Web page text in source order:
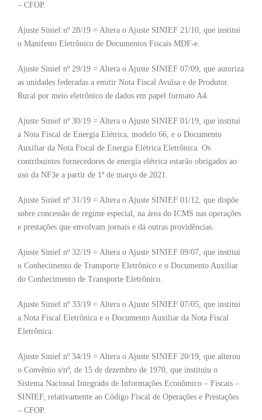
– CFOP.
Ajuste Sinief nº 28/19 = Altera o Ajuste SINIEF 21/10, que institui
o Manifesto Eletrônico de Documentos Fiscais MDF-e.
Ajuste Sinief nº 29/19 = Altera o Ajuste SINIEF 07/09, que autoriza
as unidades federadas a emitir Nota Fiscal Avulsa e de Produtor
Rural por meio eletrônico de dados em papel formato A4.
Ajuste Sinief nº 30/19 = Altera o Ajuste SINIEF 01/19, que institui
a Nota Fiscal de Energia Elétrica, modelo 66, e o Documento
Auxiliar da Nota Fiscal de Energia Elétrica Eletrônica. Os
contribuintes fornecedores de energia elétrica estarão obrigados ao
uso da NF3e a partir de 1º de março de 2021.
Ajuste Sinief nº 31/19 = Altera o Ajuste SINIEF 01/12, que dispõe
sobre concessão de regime especial, na área do ICMS nas operações
e prestações que envolvam jornais e dá outras providências.
Ajuste Sinief nº 32/19 = Altera o Ajuste SINIEF 09/07, que institui
o Conhecimento de Transporte Eletrônico e o Documento Auxiliar
do Conhecimento de Transporte Eletrônico.
Ajuste Sinief nº 33/19 = Altera o Ajuste SINIEF 07/05, que institui
a Nota Fiscal Eletrônica e o Documento Auxiliar da Nota Fiscal
Eletrônica.
Ajuste Sinief nº 34/19 = Altera o Ajuste SINIEF 20/19, que alterou
o Convênio s/nº, de 15 de dezembro de 1970, que instituiu o
Sistema Nacional Integrado de Informações Econômico – Fiscais –
SINIEF, relativamente ao Código Fiscal de Operações e Prestações
– CFOP.